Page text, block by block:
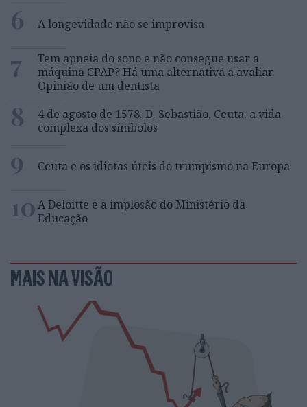
6 A longevidade não se improvisa
7
Tem apneia do sono e não consegue usar a
máquina CPAP? Há uma alternativa a avaliar.
Opinião de um dentista
8
4 de agosto de 1578. D. Sebastião, Ceuta: a vida
complexa dos símbolos
9 Ceuta e os idiotas úteis do trumpismo na Europa
10A Deloitte e a implosão do Ministério da
Educação
MAIS NA VISÃO